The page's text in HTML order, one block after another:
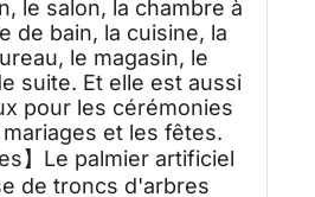
le salon, la chambre à
de bain, la cuisine, la
le magasin, le
suite. Et elle est aussi
pour les cérémonies
et les fêtes.
】Le palmier artificiel
de troncs d'arbres